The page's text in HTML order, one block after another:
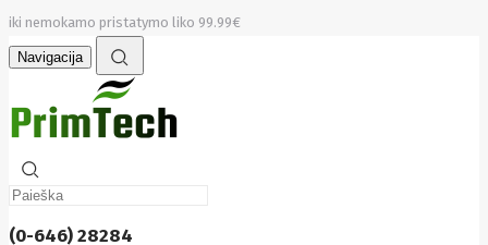
iki nemokamo pristatymo liko 99.99€
Navigacija
(0-646) 28284